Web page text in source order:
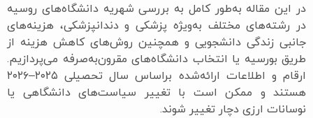
در این مقاله به‌طور کامل به بررسی شهریه دانشگاه‌های روسیه
در رشته‌های مختلف به‌ویژه پزشکی و دندانپزشکی، هزینه‌های
جانبی زندگی دانشجویی و همچنین روش‌های کاهش هزینه از
طریق بورسیه یا انتخاب دانشگاه‌های مقرون‌به‌صرفه می‌پردازیم.
ارقام و اطلاعات ارائه‌شده براساس سال تحصیلی ۲۰۲۵–۲۰۲۶
هستند و ممکن است با تغییر سیاست‌های دانشگاهی یا
نوسانات ارزی دچار تغییر شوند.